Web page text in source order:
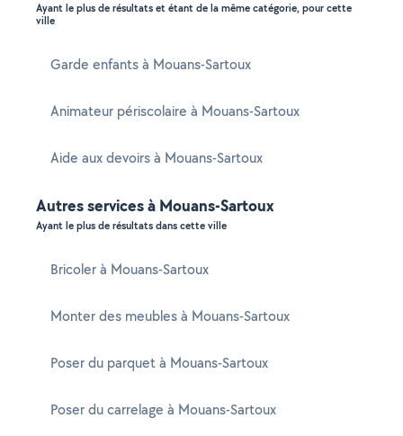
Ayant le plus de résultats et étant de la même catégorie, pour cette
ville
Garde enfants à Mouans-Sartoux
Animateur périscolaire à Mouans-Sartoux
Aide aux devoirs à Mouans-Sartoux
Autres services à Mouans-Sartoux
Ayant le plus de résultats dans cette ville
Bricoler à Mouans-Sartoux
Monter des meubles à Mouans-Sartoux
Poser du parquet à Mouans-Sartoux
Poser du carrelage à Mouans-Sartoux